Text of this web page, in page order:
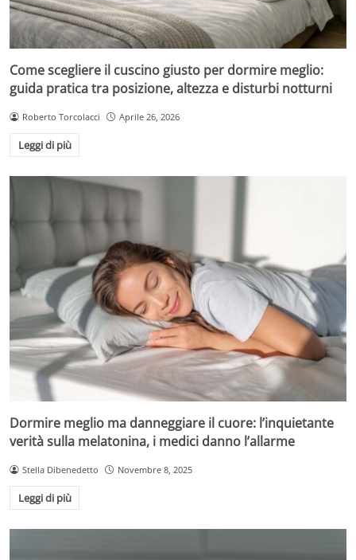
Come scegliere il cuscino giusto per dormire meglio:
guida pratica tra posizione, altezza e disturbi notturni
Roberto Torcolacci Aprile 26, 2026
Leggi di più
Dormire meglio ma danneggiare il cuore: l’inquietante
verità sulla melatonina, i medici danno l’allarme
Stella Dibenedetto Novembre 8, 2025
Leggi di più